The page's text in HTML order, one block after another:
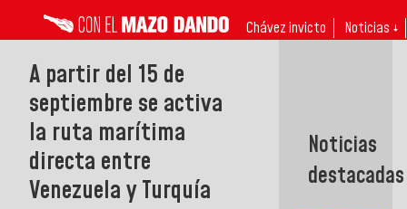
Chávez invicto Noticias ↓
A partir del 15 de
septiembre se activa
la ruta marítima
directa entre
Venezuela y Turquía
Noticias
destacadas